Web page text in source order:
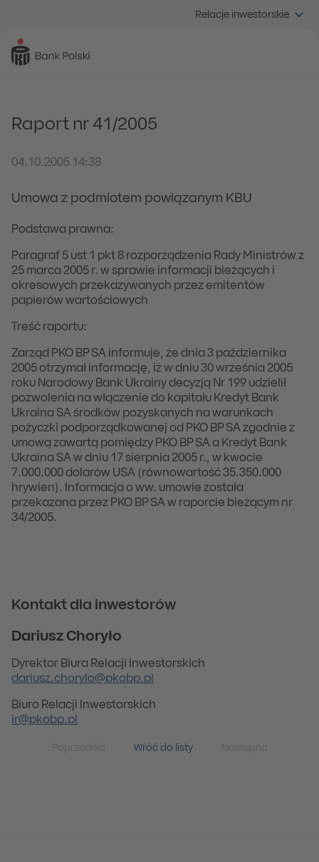
Relacje inwestorskie
Raport nr 41/2005
04.10.2005 14:38
Umowa z podmiotem powiązanym KBU
Podstawa prawna:
Paragraf 5 ust 1 pkt 8 rozporządzenia Rady Ministrów z
25 marca 2005 r. w sprawie informacji bieżących i
okresowych przekazywanych przez emitentów
papierów wartościowych
Treść raportu:
Zarząd PKO BP SA informuje, że dnia 3 października
2005 otrzymał informację, iż w dniu 30 września 2005
roku Narodowy Bank Ukrainy decyzją Nr 199 udzielił
pozwolenia na włączenie do kapitału Kredyt Bank
Ukraina SA środków pozyskanych na warunkach
pożyczki podporządkowanej od PKO BP SA zgodnie z
umową zawartą pomiędzy PKO BP SA a Kredyt Bank
Ukraina SA w dniu 17 sierpnia 2005 r., w kwocie
7.000.000 dolarów USA (równowartość 35.350.000
hrywien). Informacja o ww. umowie została
przekazana przez PKO BP SA w raporcie bieżącym nr
34/2005.
Kontakt dla inwestorów
Dariusz Choryło
Dyrektor Biura Relacji Inwestorskich
dariusz.chorylo@pkobp.pl
Biuro Relacji Inwestorskich
ir@pkobp.pl
Wróć do listy